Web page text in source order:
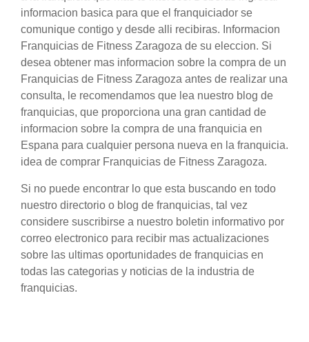
informacion basica para que el franquiciador se
comunique contigo y desde alli recibiras. Informacion
Franquicias de Fitness Zaragoza de su eleccion. Si
desea obtener mas informacion sobre la compra de un
Franquicias de Fitness Zaragoza antes de realizar una
consulta, le recomendamos que lea nuestro blog de
franquicias, que proporciona una gran cantidad de
informacion sobre la compra de una franquicia en
Espana para cualquier persona nueva en la franquicia.
idea de comprar Franquicias de Fitness Zaragoza.
Si no puede encontrar lo que esta buscando en todo
nuestro directorio o blog de franquicias, tal vez
considere suscribirse a nuestro boletin informativo por
correo electronico para recibir mas actualizaciones
sobre las ultimas oportunidades de franquicias en
todas las categorias y noticias de la industria de
franquicias.